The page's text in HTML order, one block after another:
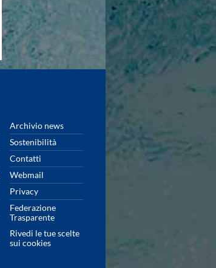
Archivio news
Sostenibilità
Contatti
Webmail
Privacy
Federazione
Trasparente
Rivedi le tue scelte
sui cookies